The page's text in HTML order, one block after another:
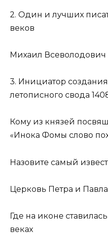
2. Один и лучших
веков
Михаил
3. Инициатор
летописного свода
Кому из князей
«Инока Фомы слово
Назовите самый
Церковь Петра и
Где на иконе
веках